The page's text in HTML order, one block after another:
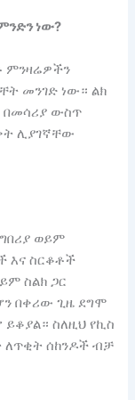
ነው?
ምንዛሬዎችን
መንገድ ነው። ልክ
በመሳሪያ ውስጥ
ሊያገኛቸው
ወይም
እና ስርቆቶች
ስልክ ጋር
በቀሪው ጊዜ ደግሞ
ስለዚህ የኪስ
ለጥቂት ሰከንዶች ብቻ